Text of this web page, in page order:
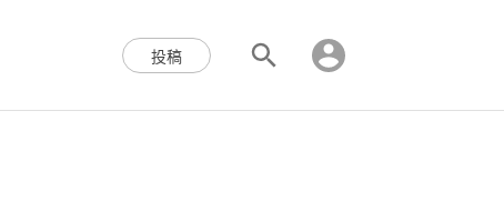
链,Web3,分布式,操作系
投稿